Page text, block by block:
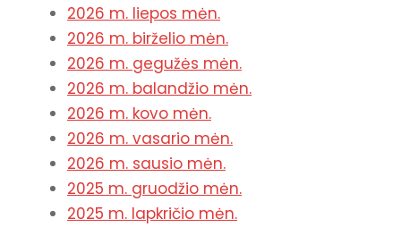
2026 m. liepos mėn.
2026 m. birželio mėn.
2026 m. gegužės mėn.
2026 m. balandžio mėn.
2026 m. kovo mėn.
2026 m. vasario mėn.
2026 m. sausio mėn.
2025 m. gruodžio mėn.
2025 m. lapkričio mėn.